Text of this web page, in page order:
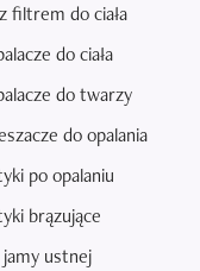
filtrem do ciała
do ciała
do twarzy
do opalania
po opalaniu
brązujące
jamy ustnej